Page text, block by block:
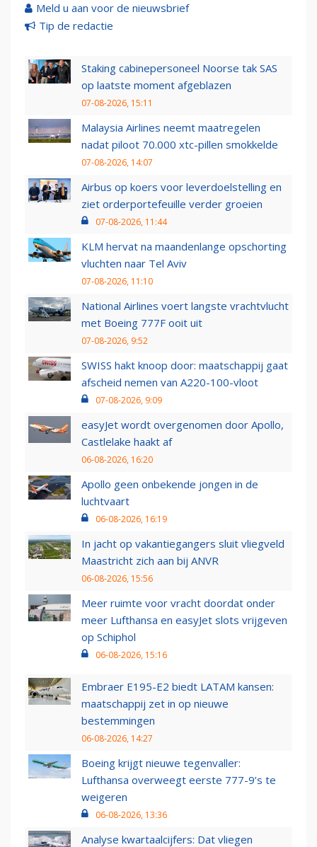
Meld u aan voor de nieuwsbrief
Tip de redactie
Staking cabinepersoneel Noorse tak SAS
op laatste moment afgeblazen
07-08-2026, 15:11
Malaysia Airlines neemt maatregelen
nadat piloot 70.000 xtc-pillen smokkelde
07-08-2026, 14:07
Airbus op koers voor leverdoelstelling en
ziet orderportefeuille verder groeien
07-08-2026, 11:44
KLM hervat na maandenlange opschorting
vluchten naar Tel Aviv
07-08-2026, 11:10
National Airlines voert langste vrachtvlucht
met Boeing 777F ooit uit
07-08-2026, 9:52
SWISS hakt knoop door: maatschappij gaat
afscheid nemen van A220-100-vloot
07-08-2026, 9:09
easyJet wordt overgenomen door Apollo,
Castlelake haakt af
06-08-2026, 16:20
Apollo geen onbekende jongen in de
luchtvaart
06-08-2026, 16:19
In jacht op vakantiegangers sluit vliegveld
Maastricht zich aan bij ANVR
06-08-2026, 15:56
Meer ruimte voor vracht doordat onder
meer Lufthansa en easyJet slots vrijgeven
op Schiphol
06-08-2026, 15:16
Embraer E195-E2 biedt LATAM kansen:
maatschappij zet in op nieuwe
bestemmingen
06-08-2026, 14:27
Boeing krijgt nieuwe tegenvaller:
Lufthansa overweegt eerste 777-9’s te
weigeren
06-08-2026, 13:36
Analyse kwartaalcijfers: Dat vliegen